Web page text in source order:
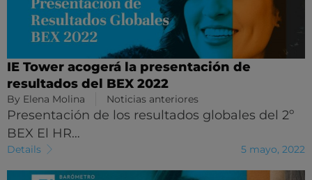
IE Tower acogerá la presentación de
resultados del BEX 2022
By Elena Molina Noticias anteriores
Presentación de los resultados globales del 2º
BEX El HR…
Details 5 mayo, 2022